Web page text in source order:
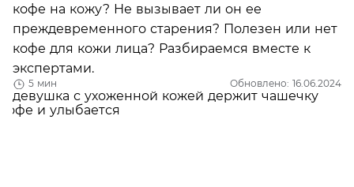
5 мин Обновлено: 16.06.2024
кофе на кожу? Не вызывает ли он ее
преждевременного старения? Полезен или нет
кофе для кожи лица? Разбираемся вместе к
экспертами.